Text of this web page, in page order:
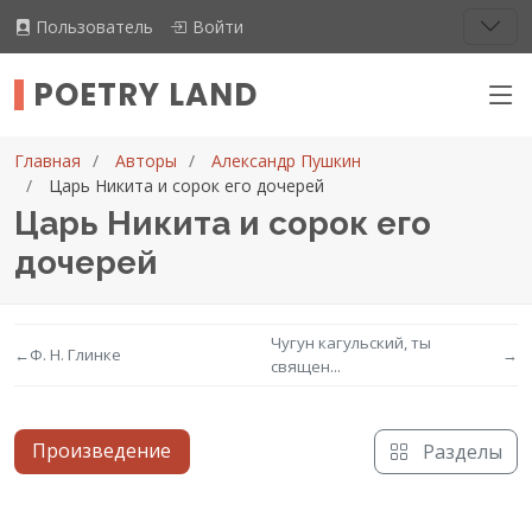
Пользователь Войти
POETRY LAND
Главная Авторы
Александр Пушкин
Царь Никита и сорок его дочерей
Царь Никита и сорок его
дочерей
←Ф. Н. Глинке
Чугун кагульский, ты
священ...
→
Произведение Разделы